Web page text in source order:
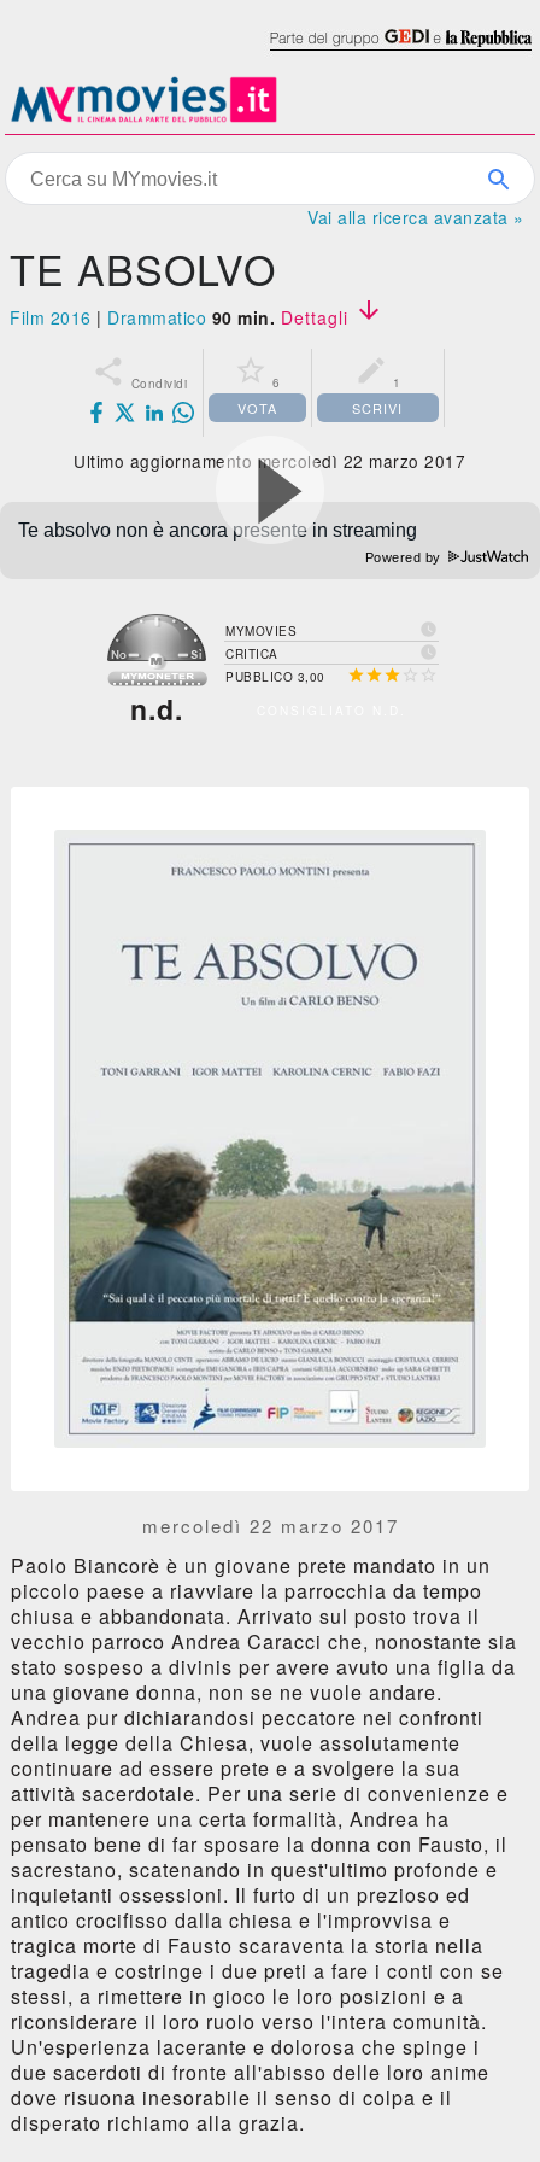
Vai alla ricerca avanzata »
TE ABSOLVO
Film 2016 | Drammatico 90 min. Dettagli 
 Condividi  6
VOTA
 1
SCRIVI
Ultimo aggiornamento mercoledì 22 marzo 2017
Powered by
n.d.
MYMOVIES 
CRITICA 
PUBBLICO 3,00   
mercoledì 22 marzo 2017
Paolo Biancorè è un giovane prete mandato in un
piccolo paese a riavviare la parrocchia da tempo
chiusa e abbandonata. Arrivato sul posto trova il
vecchio parroco Andrea Caracci che, nonostante sia
stato sospeso a divinis per avere avuto una figlia da
una giovane donna, non se ne vuole andare.
Andrea pur dichiarandosi peccatore nei confronti
della legge della Chiesa, vuole assolutamente
continuare ad essere prete e a svolgere la sua
attività sacerdotale. Per una serie di convenienze e
per mantenere una certa formalità, Andrea ha
pensato bene di far sposare la donna con Fausto, il
sacrestano, scatenando in quest'ultimo profonde e
inquietanti ossessioni. Il furto di un prezioso ed
antico crocifisso dalla chiesa e l'improvvisa e
tragica morte di Fausto scaraventa la storia nella
tragedia e costringe i due preti a fare i conti con se
stessi, a rimettere in gioco le loro posizioni e a
riconsiderare il loro ruolo verso l'intera comunità.
Un'esperienza lacerante e dolorosa che spinge i
due sacerdoti di fronte all'abisso delle loro anime
dove risuona inesorabile il senso di colpa e il
disperato richiamo alla grazia.